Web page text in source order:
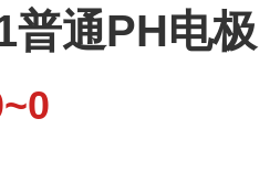
普通PH电极